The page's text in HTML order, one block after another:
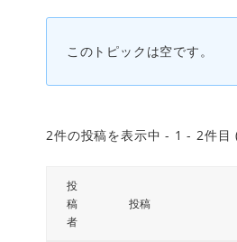
このトピックは空です。
2件の投稿を表示中 - 1 - 2件目
投
稿
者
投稿